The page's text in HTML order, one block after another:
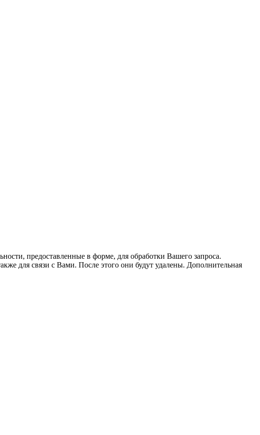
предоставленные в форме, для обработки Вашего запроса.
для связи с Вами. После этого они будут удалены. Дополнительная